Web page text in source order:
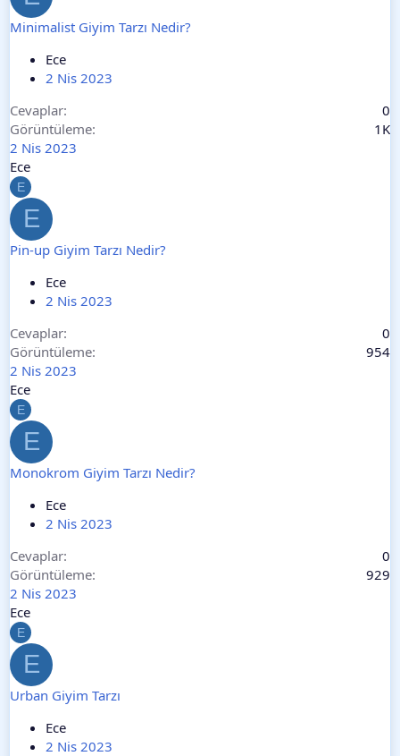
Minimalist Giyim Tarzı Nedir?
Ece
2 Nis 2023
Cevaplar
0
Görüntüleme
1K
2 Nis 2023
Ece
E
E
Pin-up Giyim Tarzı Nedir?
Ece
2 Nis 2023
Cevaplar
0
Görüntüleme
954
2 Nis 2023
Ece
E
E
Monokrom Giyim Tarzı Nedir?
Ece
2 Nis 2023
Cevaplar
0
Görüntüleme
929
2 Nis 2023
Ece
E
E
Urban Giyim Tarzı
Ece
2 Nis 2023